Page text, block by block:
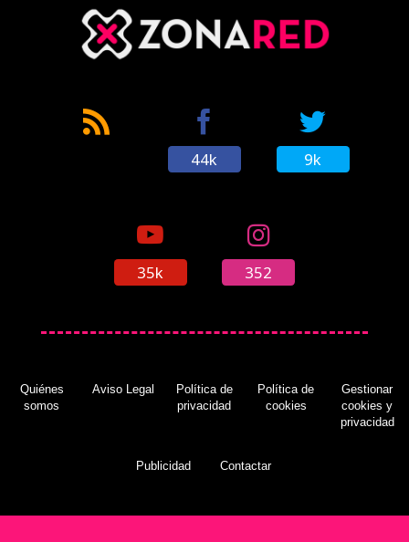
44k 9k
35k 352
Quiénes
somos
Aviso Legal
Política de
privacidad
Política de
cookies
Gestionar
cookies y
privacidad
Publicidad Contactar